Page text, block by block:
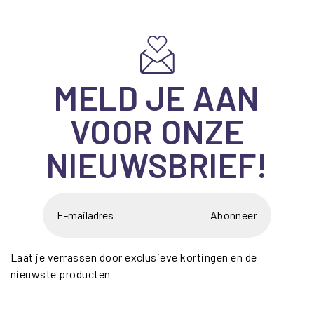
MELD JE AAN
VOOR ONZE
NIEUWSBRIEF!
Abonneer
Laat je verrassen door exclusieve kortingen en de
nieuwste producten